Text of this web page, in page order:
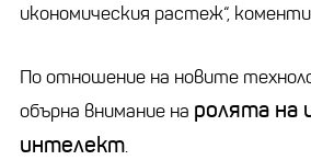
икономическия растеж“,
По отношение на новите
обърна внимание на ролята на
интелект.